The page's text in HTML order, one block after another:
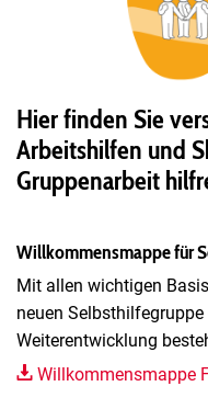
Hier finden Sie
Arbeitshilfen und
Gruppenarbeit
Willkommensmappe für
Mit allen wichtigen
neuen
Weiterentwicklung
Willkommensmappe